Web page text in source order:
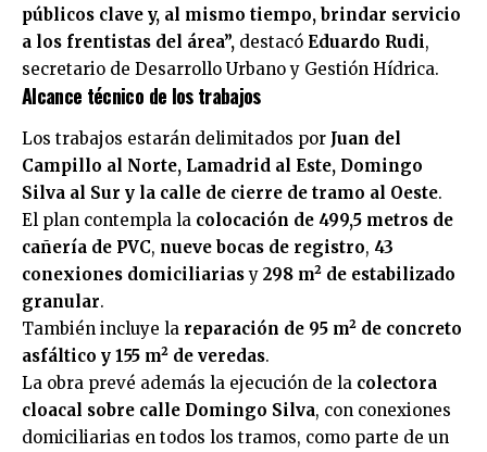
públicos clave y, al mismo tiempo, brindar servicio
a los frentistas del área”, destacó Eduardo Rudi,
secretario de Desarrollo Urbano y Gestión Hídrica.
Alcance técnico de los trabajos
Los trabajos estarán delimitados por Juan del
Campillo al Norte, Lamadrid al Este, Domingo
Silva al Sur y la calle de cierre de tramo al Oeste.
El plan contempla la colocación de 499,5 metros de
cañería de PVC, nueve bocas de registro, 43
conexiones domiciliariasy 298 m² de estabilizado
granular.
También incluye la reparación de 95 m² de concreto
asfáltico y 155 m² de veredas.
La obra prevé además la ejecución de la colectora
cloacal sobre calle Domingo Silva, con conexiones
domiciliarias en todos los tramos, como parte de un